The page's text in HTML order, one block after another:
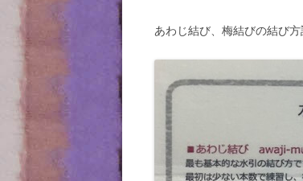
あわじ結び、梅結びの結び方